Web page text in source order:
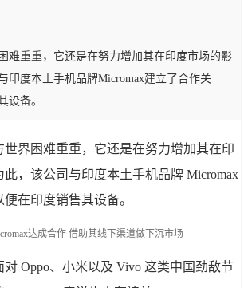
难重重，它还是在努力增加其在印度市场的影
印度本土手机品牌Micromax建立了合作关
设备。
世界困难重重，它还是在努力增加其在印
，该公司与印度本土手机品牌 Micromax
在印度销售其设备。
对 Oppo、小米以及 Vivo 这类中国劲敌节